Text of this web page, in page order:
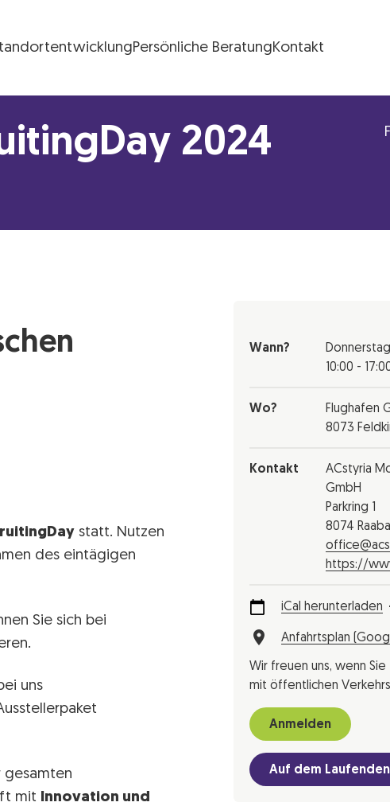
Persönliche BeratungKontakt
2024
statt. Nutzen
des eintägigen
Sie sich bei
uns
gesamten
mit Innovation und
Wann?
10:00 -
Wo?
Flughafen
8073
Kontakt
ACstyria
GmbH
Parkring 1
8074
https://
iCal herunterladen
Anfahrtsplan
Wir freuen uns, wenn
mit öffentlichen
Anmelden
Auf dem